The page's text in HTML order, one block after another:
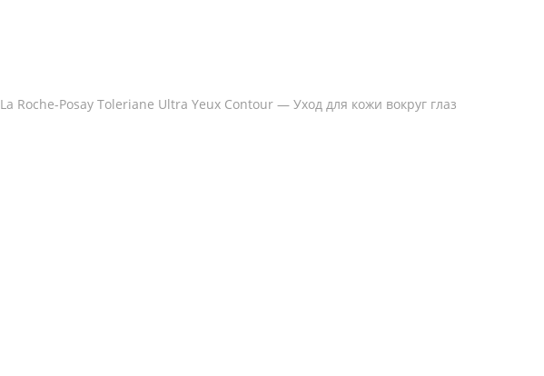
La Roche-Posay Toleriane Ultra Yeux Contour — Уход для кожи вокруг глаз